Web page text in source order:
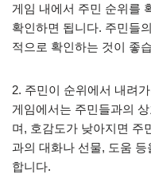
게임 내에서 주민 순위를
확인하면 됩니다. 주민들
적으로 확인하는 것이 좋
2. 주민이 순위에서 내려
게임에서는 주민들과의
며, 호감도가 낮아지면 주
과의 대화나 선물, 도움
합니다.